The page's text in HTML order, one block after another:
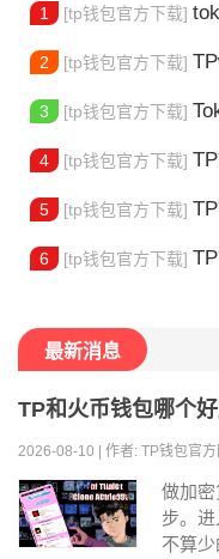
1 [tp钱包官方下载]
2 [tp钱包官方下载]
3 [tp钱包官方下载]
4 [tp钱包官方下载] TP
5 [tp钱包官方下载] TP
6 [tp钱包官方下载] TP
最新消息
TP和火币钱包哪个
2026-08-10 | 作者: TP钱包官方
做加
步。
不算